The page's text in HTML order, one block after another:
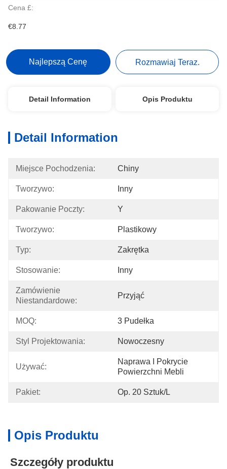
Cena £:
€8.77
Najlepszą Cenę Rozmawiaj Teraz.
Detail Information Opis Produktu
Detail Information
Miejsce Pochodzenia: Chiny
Tworzywo: Inny
Pakowanie Poczty: Y
Tworzywo: Plastikowy
Typ: Zakrętka
Stosowanie: Inny
Zamówienie
Niestandardowe:
Przyjąć
MOQ: 3 Pudełka
Styl Projektowania: Nowoczesny
Używać:
Naprawa I Pokrycie
Powierzchni Mebli
Pakiet: Op. 20 Sztuk/l
Opis Produktu
Szczegóły produktu